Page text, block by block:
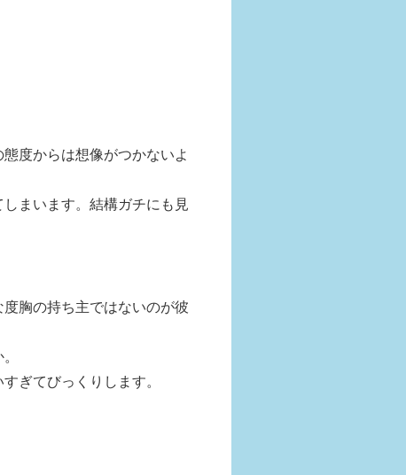
度からは想像がつかないよ
まいます。結構ガチにも見
胸の持ち主ではないのが彼
ぎてびっくりします。